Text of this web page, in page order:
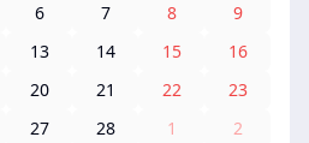
6 7 8
9
13 14 15
16
20 21 22
23
27 28 1
2